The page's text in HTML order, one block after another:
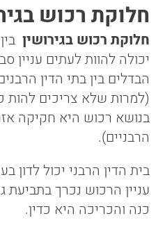
חלוקת רכוש
חלוקת רכוש בגירושין
יכולה להוות לעתים עניין
הבדלים בין בתי הדין
(למרות שלא צריכים
בנושא רכוש היא חקיקה
הרבניים).
בית הדין הרבני יכול לדון
עניין הרכוש נכרך בתביעת
כנה והכריכה היא כדין.